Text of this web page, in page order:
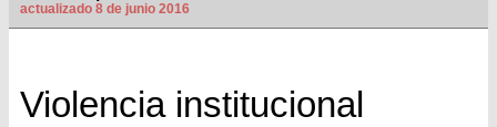
actualizado 8 de junio 2016
Violencia institucional